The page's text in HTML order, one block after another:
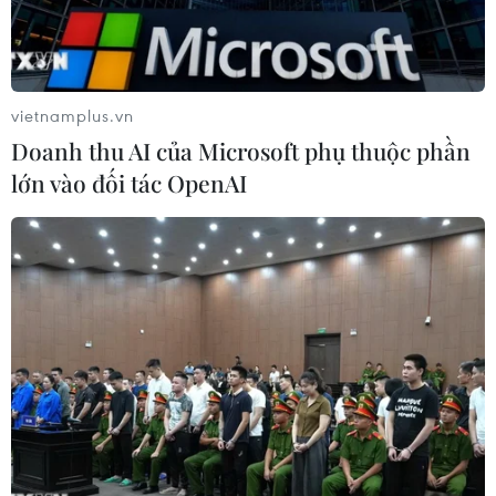
Công trường cao tốc Bắc-Nam. (Ảnh: Huy Hùng/TTXVN)
Văn phòng Chính phủ vừa ban hành Thông báo
249/TB-VPCP truyền đạt kết luận của Phó Thủ
tướng Lê Văn Thành tại Hội nghị trực tuyến về
tình hình triển khai các dự án thành phần trên
vietnamplus.vn
Doanh thu AI của Microsoft phụ thuộc phần
lớn vào đối tác OpenAI